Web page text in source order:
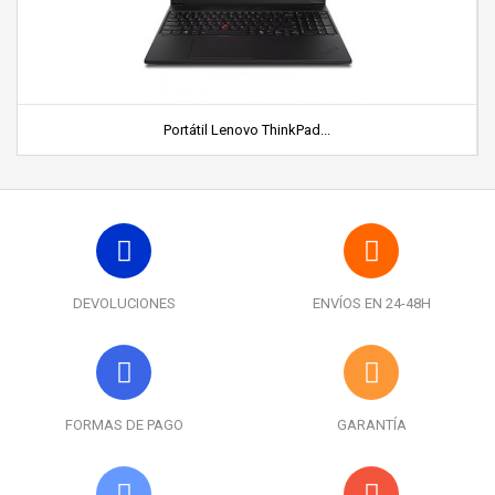
Portátil Lenovo ThinkPad...
DEVOLUCIONES ENVÍOS EN 24-48H
FORMAS DE PAGO GARANTÍA